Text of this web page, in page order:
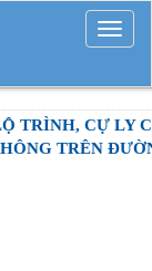
Mở
rộng
TRÌNH, CỰ LY
TRÊN